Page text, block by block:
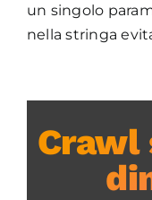
un singolo
nella stringa
Crawl